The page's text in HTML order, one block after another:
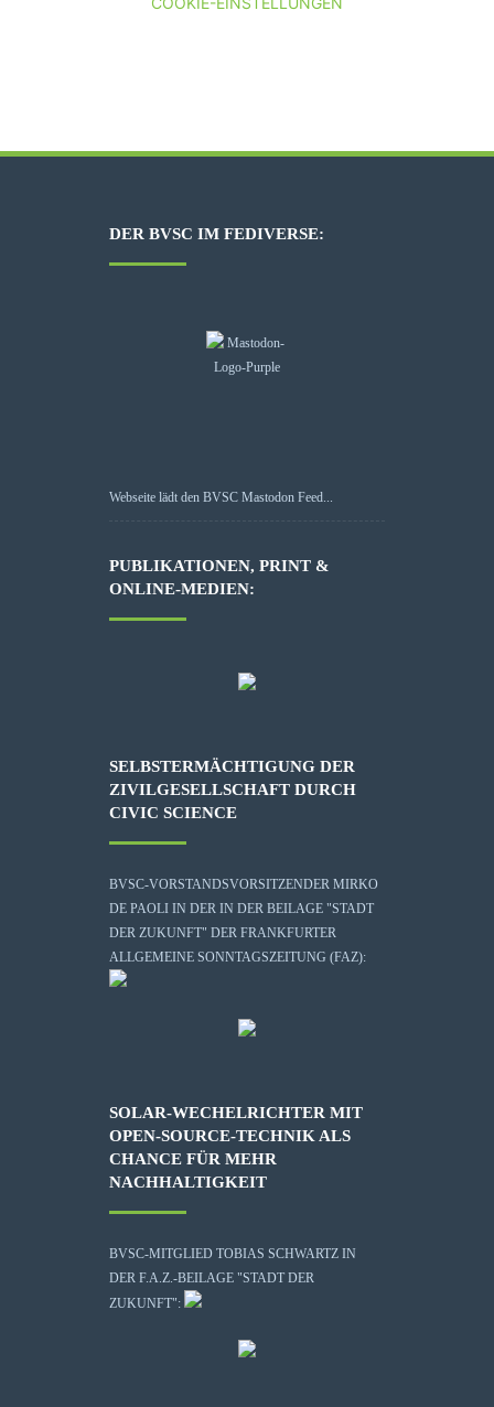
DER BVSC IM FEDIVERSE:
Webseite lädt den BVSC Mastodon Feed...
PUBLIKATIONEN, PRINT &
ONLINE-MEDIEN:
SELBSTERMÄCHTIGUNG DER
ZIVILGESELLSCHAFT DURCH
CIVIC SCIENCE
BVSC-VORSTANDSVORSITZENDER MIRKO
DE PAOLI IN DER IN DER BEILAGE "STADT
DER ZUKUNFT" DER FRANKFURTER
ALLGEMEINE SONNTAGSZEITUNG (FAZ):
SOLAR-WECHELRICHTER MIT
OPEN-SOURCE-TECHNIK ALS
CHANCE FÜR MEHR
NACHHALTIGKEIT
BVSC-MITGLIED TOBIAS SCHWARTZ IN
DER F.A.Z.-BEILAGE "STADT DER
ZUKUNFT":